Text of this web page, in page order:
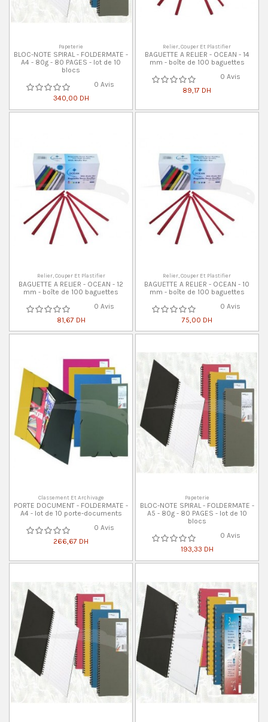
Papeterie
BLOC-NOTE SPIRAL - FOLDERMATE -
A4 - 80g - 80 PAGES - lot de 10
blocs
0 Avis
340,00 DH
Relier, Couper Et Plastifier
BAGUETTE A RELIER - OCEAN - 14
mm - boîte de 100 baguettes
0 Avis
89,17 DH
Relier, Couper Et Plastifier
BAGUETTE A RELIER - OCEAN - 12
mm - boîte de 100 baguettes
0 Avis
81,67 DH
Relier, Couper Et Plastifier
BAGUETTE A RELIER - OCEAN - 10
mm - boîte de 100 baguettes
0 Avis
75,00 DH
Classement Et Archivage
PORTE DOCUMENT - FOLDERMATE -
A4 - lot de 10 porte-documents
0 Avis
266,67 DH
Papeterie
BLOC-NOTE SPIRAL - FOLDERMATE -
A5 - 80g - 80 PAGES - lot de 10
blocs
0 Avis
193,33 DH